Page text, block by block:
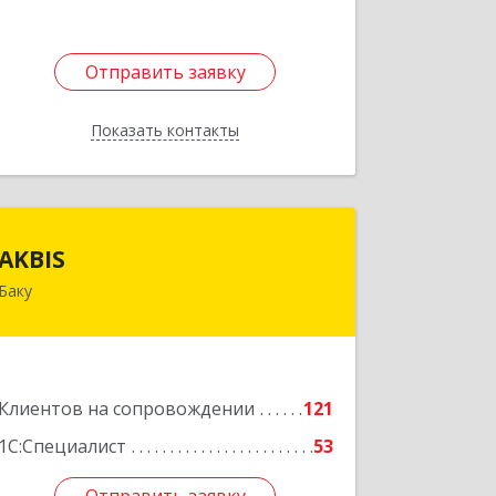
Отправить заявку
Показать контакты
Отправить заявку
Назад
Баку
Клиентов на сопровождении
121
1С:Специалист
53
AZ1007, Азербайджан, г. Баку, ул. Ак.